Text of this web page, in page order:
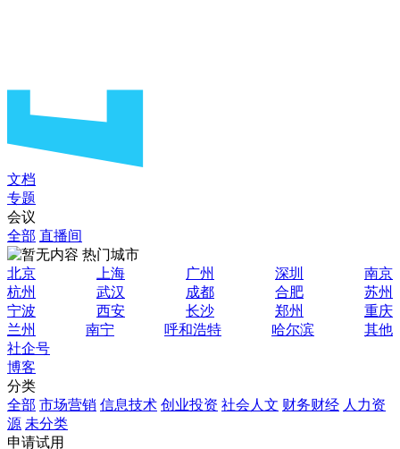
文档
专题
会议
全部 直播间
热门城市
北京
上海 广州 深圳
南京
杭州
武汉 成都 合肥
苏州
宁波
西安 长沙 郑州
重庆
兰州
南宁 呼和浩特 哈尔滨
其他
社企号
博客
分类
全部 市场营销 信息技术 创业投资 社会人文 财务财经 人力资
源 未分类
申请试用